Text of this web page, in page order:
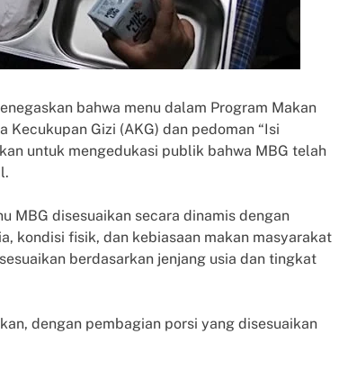
bahwa menu dalam Program Makan
Kecukupan Gizi (AKG) dan pedoman “Isi
untuk mengedukasi publik bahwa MBG telah
MBG disesuaikan secara dinamis dengan
kondisi fisik, dan kebiasaan makan masyarakat
berdasarkan jenjang usia dan tingkat
dengan pembagian porsi yang disesuaikan